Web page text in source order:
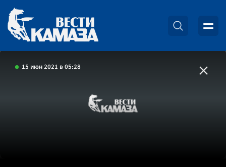
15 июн 2021 в 05:28